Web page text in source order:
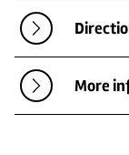
More